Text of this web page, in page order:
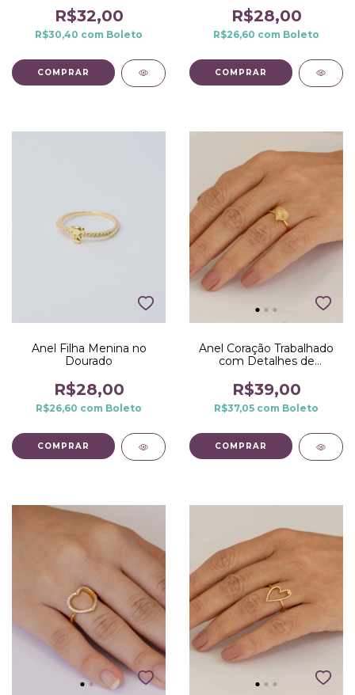
R$32,00
R$30,40 com Boleto
COMPRAR
R$28,00
R$26,60 com Boleto
COMPRAR
Anel Filha Menina no
Dourado
R$28,00
R$26,60 com Boleto
COMPRAR
Anel Coração Trabalhado
com Detalhes de
R$39,00
R$37,05 com Boleto
COMPRAR